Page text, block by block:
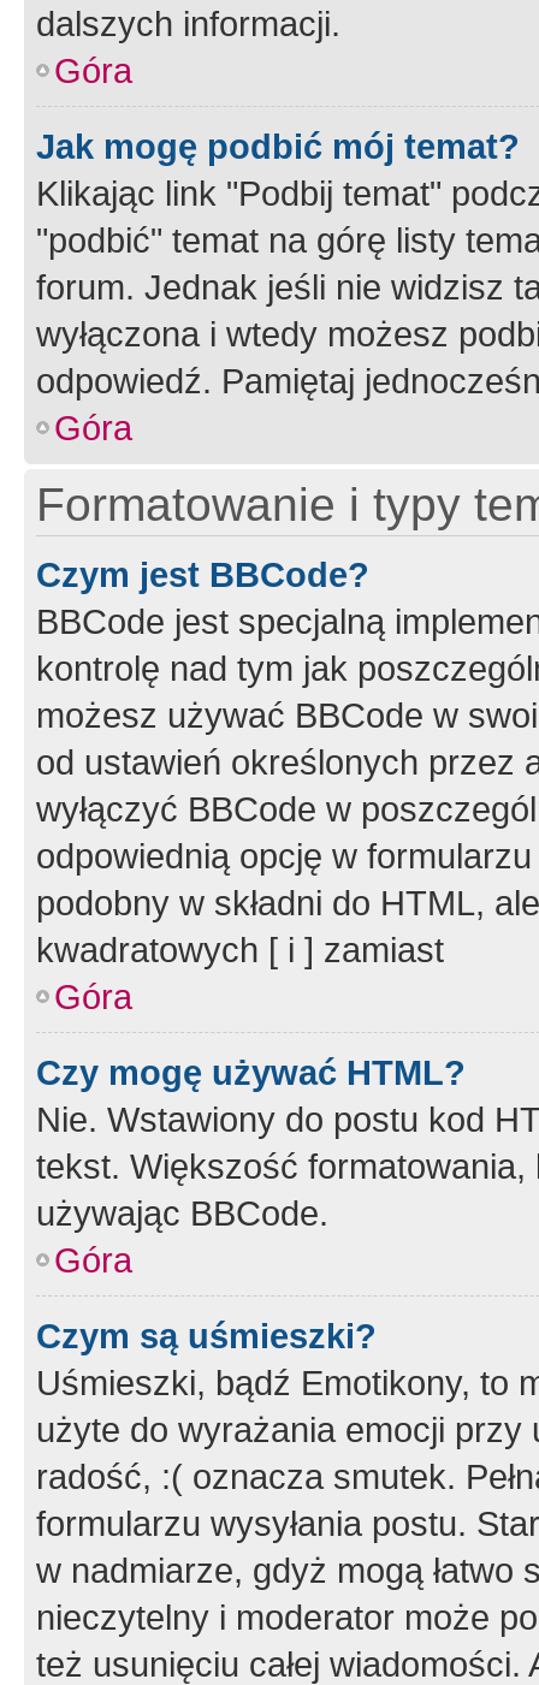
dalszych informacji.
Góra
Jak mogę podbić mój temat?
Klikając link "Podbij temat"
"podbić" temat na górę listy
forum. Jednak jeśli nie widzisz
wyłączona i wtedy możesz
odpowiedź. Pamiętaj
Góra
Formatowanie i typy
Czym jest BBCode?
BBCode jest specjalną
kontrolę nad tym jak
możesz używać BBCode w
od ustawień określonych przez
wyłączyć BBCode w
odpowiednią opcję w
podobny w składni do HTML,
kwadratowych [ i ] zamiast
Góra
Czy mogę używać HTML?
Nie. Wstawiony do postu kod
tekst. Większość
używając BBCode.
Góra
Czym są uśmieszki?
Uśmieszki, bądź Emotikony, to
użyte do wyrażania emocji
radość, :( oznacza smutek.
formularzu wysyłania postu.
w nadmiarze, gdyż mogą
nieczytelny i moderator może
też usunięciu całej